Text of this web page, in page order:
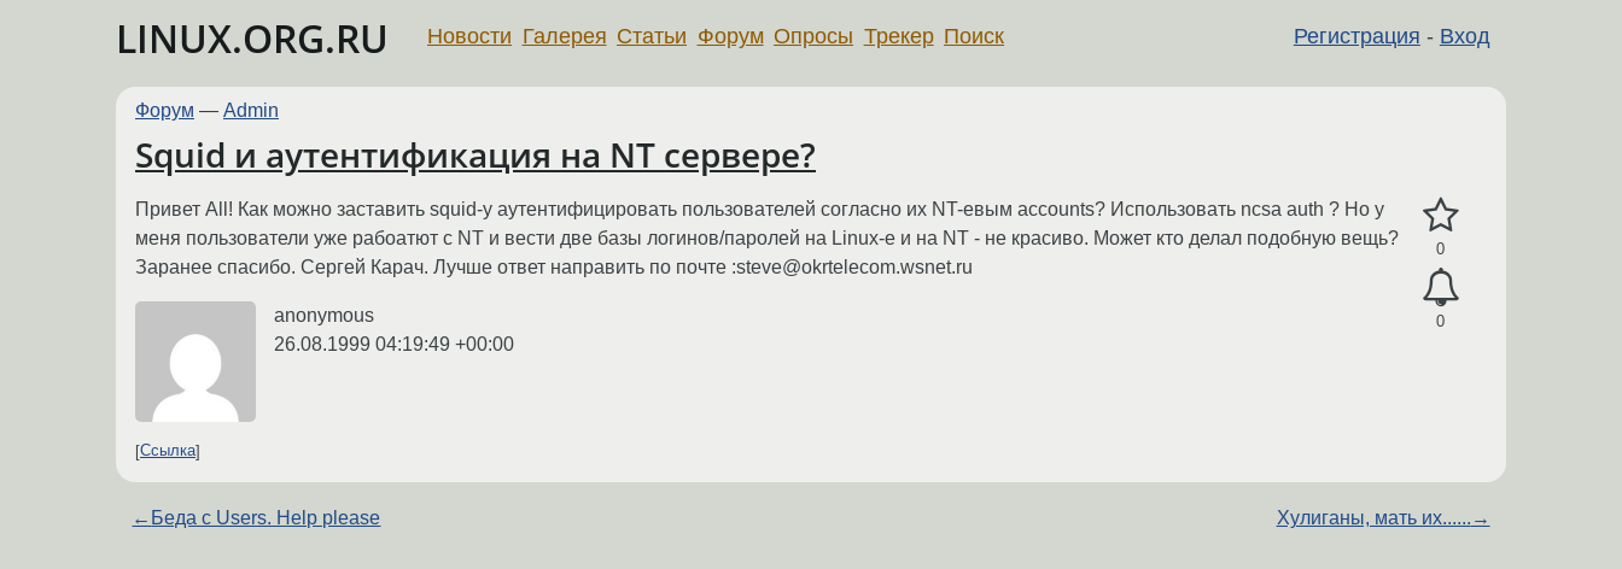
LINUX.ORG.RU Регистрация - Вход
Новости Галерея Статьи Форум Опросы Трекер Поиск
Форум — Admin
Squid и аутентификация на NT сервере?
0
0
Привет All! Как можно заставить squid-у аутентифицировать пользователей согласно их NT-евым accounts? Использовать ncsa auth ? Но у
меня пользователи уже рабоатют с NT и вести две базы логинов/паролей на Linux-е и на NT - не красиво. Может кто делал подобную вещь?
Заранее спасибо. Сергей Карач. Лучше ответ направить по почте :steve@okrtelecom.wsnet.ru
anonymous
26.08.1999 04:19:49 +00:00
Ссылка
← Беда с Users. Help please Хулиганы, мать их...... →